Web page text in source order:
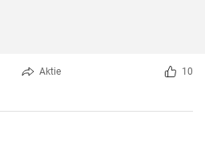
Aktie 10